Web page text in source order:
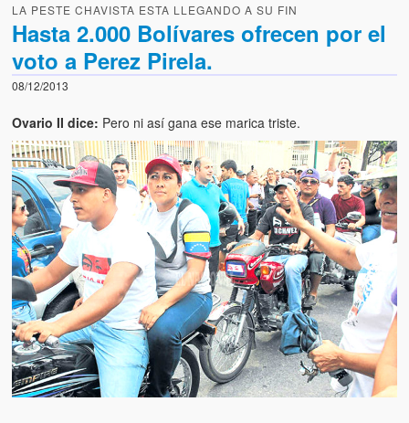
LA PESTE CHAVISTA ESTA LLEGANDO A SU FIN
Hasta 2.000 Bolívares ofrecen por el
voto a Perez Pirela.
08/12/2013
Ovario II dice: Pero ni así gana ese marica triste.